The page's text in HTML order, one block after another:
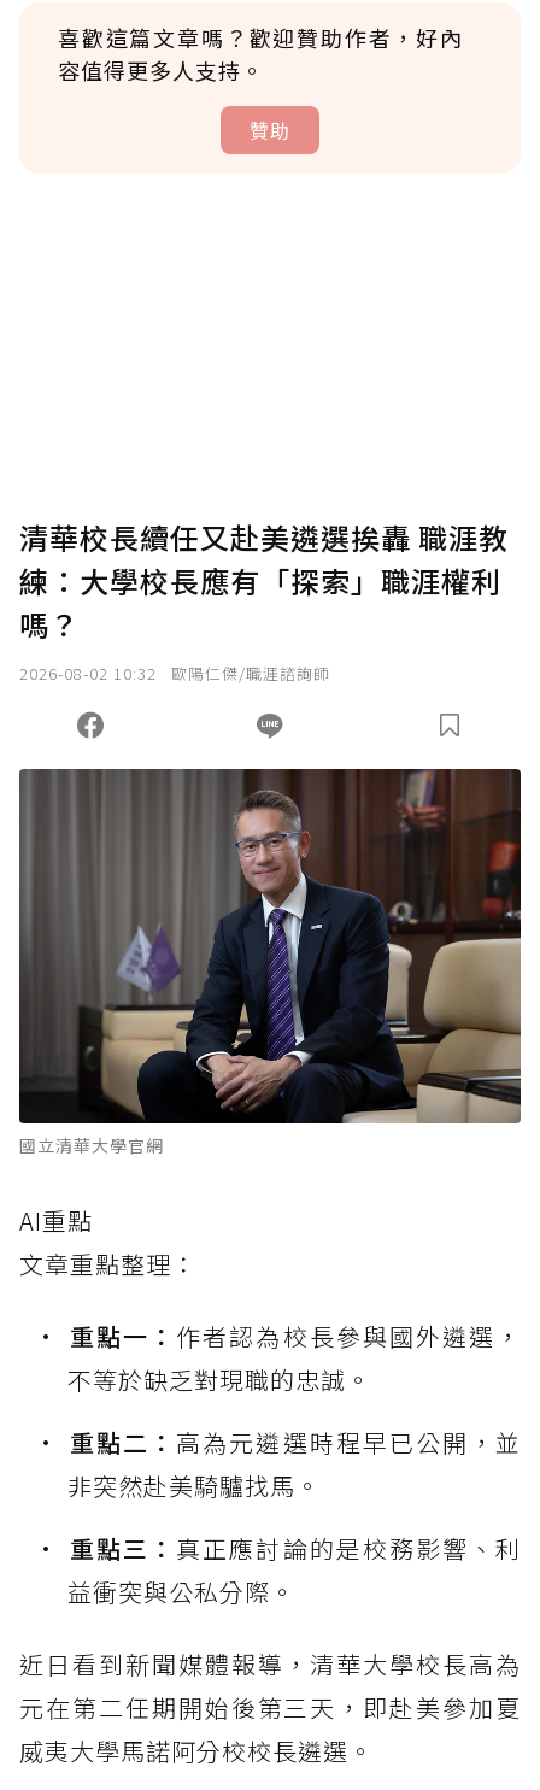
喜歡這篇文章嗎？歡迎贊助作者，好內
容值得更多人支持。
贊助
確認送出
您當前剩餘 U 利點數：0點；前往 購買點數
清華校長續任又赴美遴選挨轟 職涯教
練：大學校長應有「探索」職涯權利
嗎？
2026-08-02 10:32 歐陽仁傑/職涯諮詢師
國立清華大學官網
AI重點
文章重點整理：
重點一： 作者認為校長參與國外遴選，
不等於缺乏對現職的忠誠。
重點二： 高為元遴選時程早已公開，並
非突然赴美騎驢找馬。
重點三： 真正應討論的是校務影響、利
益衝突與公私分際。
近日看到新聞媒體報導，清華大學校長高為
元在第二任期開始後第三天，即赴美參加夏
威夷大學馬諾阿分校校長遴選。